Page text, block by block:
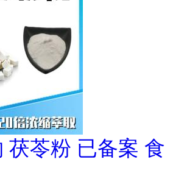
茯苓粉 已备案 食